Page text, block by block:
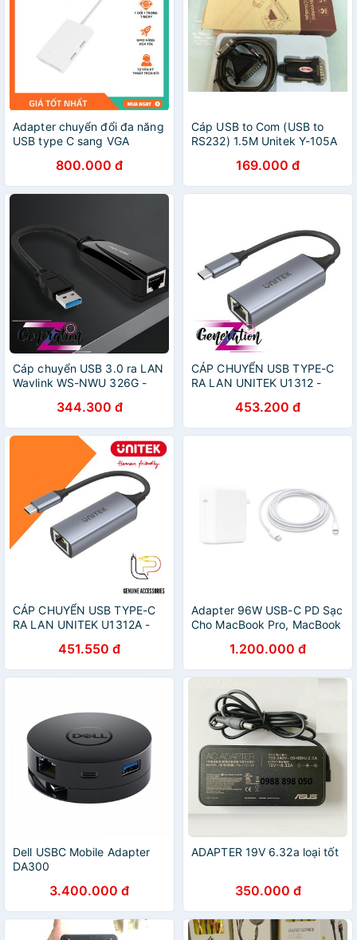
Adapter chuyển đổi đa năng
USB type C sang VGA
800.000 đ
Cáp USB to Com (USB to
RS232) 1.5M Unitek Y-105A
169.000 đ
Cáp chuyển USB 3.0 ra LAN
Wavlink WS-NWU 326G -
ETHERNET ADAPTER (WS -
NWU326G)
344.300 đ
CÁP CHUYỂN USB TYPE-C
RA LAN UNITEK U1312 -
5Gbps Aluminium Adapter
453.200 đ
CÁP CHUYỂN USB TYPE-C
RA LAN UNITEK U1312A -
5Gbps Aluminium Adapter
451.550 đ
Adapter 96W USB-C PD Sạc
Cho MacBook Pro, MacBook
1.200.000 đ
Dell USBC Mobile Adapter
DA300
3.400.000 đ
ADAPTER 19V 6.32a loại tốt
350.000 đ